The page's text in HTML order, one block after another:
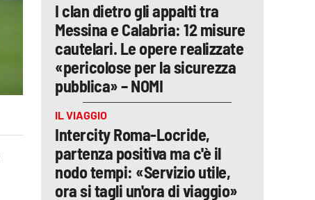
I clan dietro gli appalti tra
Messina e Calabria: 12 misure
cautelari. Le opere realizzate
«pericolose per la sicurezza
pubblica» – NOMI
IL VIAGGIO
Intercity Roma-Locride,
partenza positiva ma c'è il
nodo tempi: «Servizio utile,
ora si tagli un'ora di viaggio»